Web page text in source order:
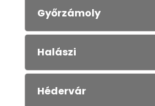
Győrzámoly
Halászi
Hédervár